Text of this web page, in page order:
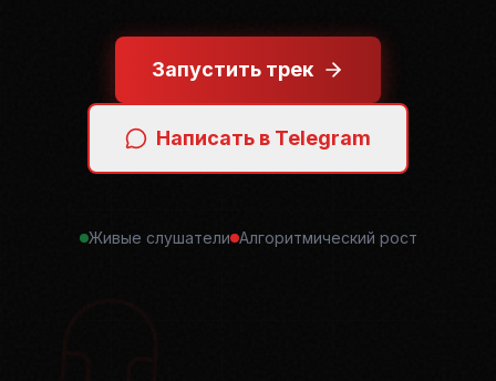
Запустить трек
Написать в Telegram
Живые слушатели Алгоритмический рост